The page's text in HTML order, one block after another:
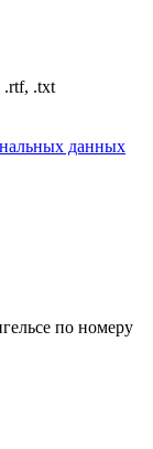
.rtf, .txt
данных
по номеру